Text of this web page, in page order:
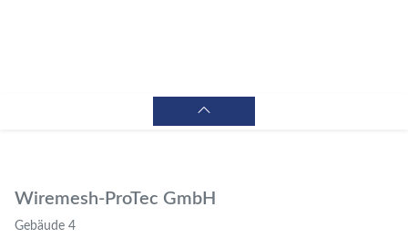
Wiremesh-ProTec GmbH
Gebäude 4